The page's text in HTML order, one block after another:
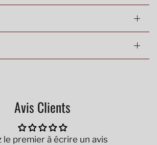
Avis Clients
le premier à écrire un avis